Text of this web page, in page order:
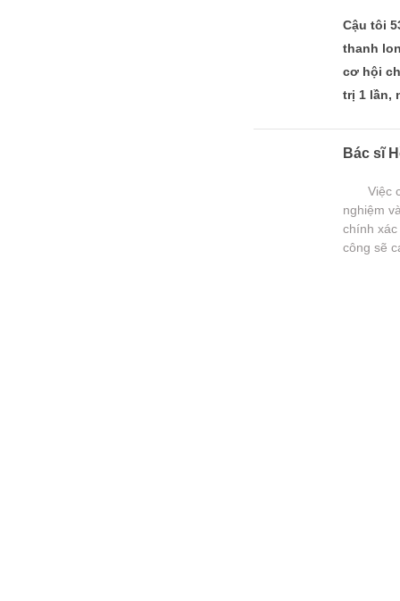
Cậu tôi
thanh
cơ hội
trị 1 lần,
Bác sĩ
Việc
nghiệm
chính
công sẽ